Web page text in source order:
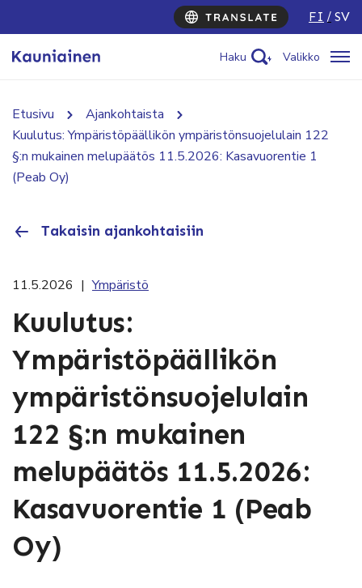
FI SV
Haku Valikko
Etusivu
Ajankohtaista
Kuulutus: Ympäristöpäällikön ympäristönsuojelulain 122
§:n mukainen melupäätös 11.5.2026: Kasavuorentie 1
(Peab Oy)
Takaisin ajankohtaisiin
11.5.2026 | Ympäristö
Kuulutus:
Ympäristöpäällikön
ympäristönsuojelulain
122 §:n mukainen
melupäätös 11.5.2026:
Kasavuorentie 1 (Peab
Oy)